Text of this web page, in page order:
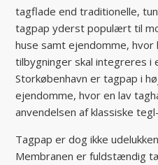
tagflade end traditionelle,
tagpap yderst populært til
huse samt ejendomme,
tilbygninger skal integreres
Storkøbenhavn er tagpap i
ejendomme, hvor en lav
anvendelsen af klassiske
Tagpap er dog ikke
Membranen er fuldstændig